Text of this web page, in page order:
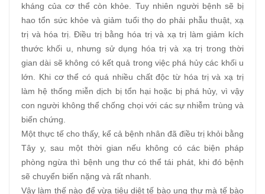
kháng của cơ thể còn khỏe. Tuy nhiên người bệnh sẽ bị
hao tổn sức khỏe và giảm tuổi thọ do phải phẫu thuật, xạ
trị và hóa trị. Điều trị bằng hóa trị và xạ trị làm giảm kích
thước khối u, nhưng sử dụng hóa trị và xạ trị trong thời
gian dài sẽ không có kết quả trong việc phá hủy các khối u
lớn. Khi cơ thể có quá nhiều chất độc từ hóa trị và xạ trị
làm hệ thống miễn dịch bị tổn hại hoặc bị phá hủy, vì vậy
con người không thể chống chọi với các sự nhiễm trùng và
biến chứng.
Một thực tế cho thấy, kể cả bệnh nhân đã điều trị khỏi bằng
Tây y, sau một thời gian nếu không có các biện pháp
phòng ngừa thì bệnh ung thư có thể tái phát, khi đó bệnh
sẽ chuyển biến nặng và rất nhanh.
Vậy làm thế nào để vừa tiêu diệt tế bào ung thư mà tế bào